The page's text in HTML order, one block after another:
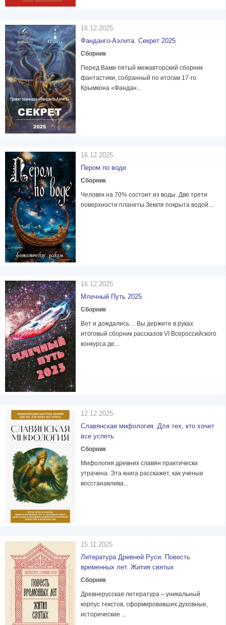
16.12.2025
Фанданго-Аэлита. Секрет 2025
Сборник
Перед Вами пятый межавторский сборник
фантастики, собранный по итогам 17-го
Крымкона «Фандан...
16.12.2025
Пером по воде
Сборник
Человек на 70% состоит из воды. Две трети
поверхности планеты Земля покрыта водой....
16.12.2025
Млечный Путь 2025
Сборник
Вот и дождались… Вы держите в руках
итоговый сборник рассказов VI Всероссийского
конкурса де...
12.12.2025
Славянская мифология. Для тех, кто хочет
все успеть
Сборник
Мифология древних славян практически
утрачена. Эта книга расскажет, как ученые
восстанавлива...
15.11.2025
Литература Древней Руси. Повесть
временных лет. Жития святых
Сборник
Древнерусская литература – уникальный
корпус текстов, сформировавших духовные,
исторические ...